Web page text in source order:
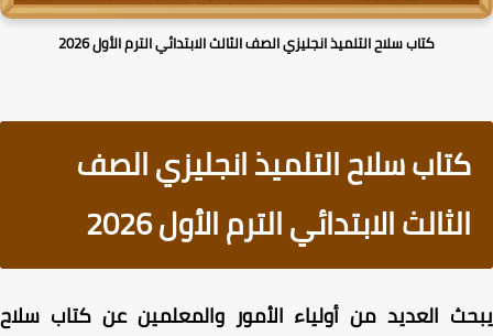
كتاب سلاح التلميذ انجليزي الصف الثالث الابتدائي الترم الأول 2026
كتاب سلاح التلميذ انجليزي الصف
الثالث الابتدائي الترم الأول 2026
العديد من أولياء الأمور والمعلمين عن كتاب سلاح